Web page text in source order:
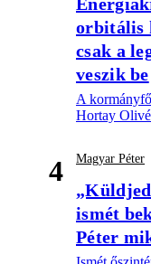
orbitális
csak a
veszik be
A
Hortay
4 Magyar Péter
ismét
Péter